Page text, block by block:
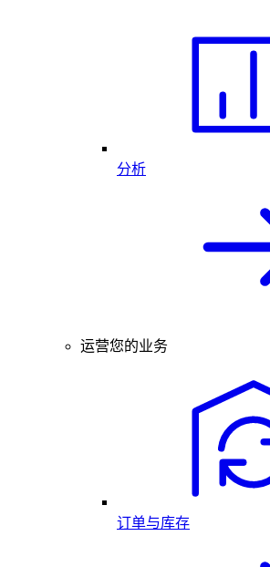
分析
运营您的业务
订单与库存